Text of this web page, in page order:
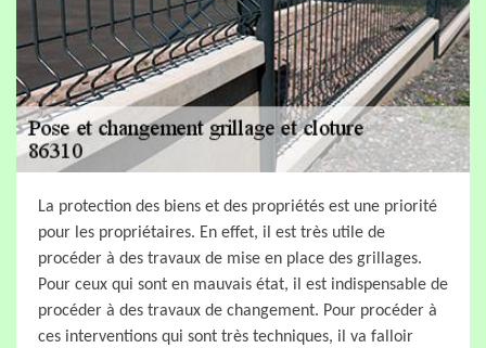
La protection des biens et des propriétés est une priorité
pour les propriétaires. En effet, il est très utile de
procéder à des travaux de mise en place des grillages.
Pour ceux qui sont en mauvais état, il est indispensable de
procéder à des travaux de changement. Pour procéder à
ces interventions qui sont très techniques, il va falloir